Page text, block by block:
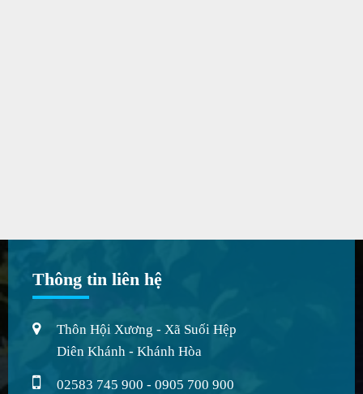
Thông tin liên hệ
Thôn Hội Xương - Xã Suối Hệp
Diên Khánh - Khánh Hòa
02583 745 900 - 0905 700 900